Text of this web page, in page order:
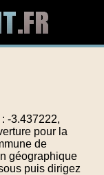
-3.437222,
pour la
de
géographique
puis dirigez